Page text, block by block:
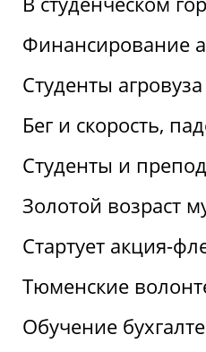
Финансирование
Студенты
Бег и скорость,
Студенты и
Золотой возраст
Стартует акция-
Тюменские
Обучение